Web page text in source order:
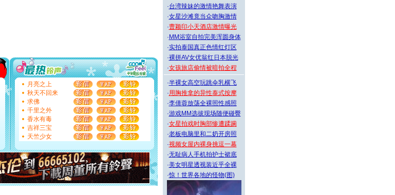
能正大光明地骚扰你,告诉你,圣诞要快乐!新年要快乐!天天
都要快乐噢!
[圣诞节]奉上一颗祝福的心,在这个特别的日子里,愿幸福,
如意,快乐,鲜花,一切美好的祝愿与你同在.圣诞快乐!
[元旦]
看到你我会触电；看不到你我要充电；没有你我会
断电。爱你是我职业，想你是我事业，抱你是我特长，吻
你是我专业！水晶之恋祝你新年快乐
[元旦]
如果上天让我许三个愿望，一是今生今世和你在一
起；二是再生再世和你在一起；三是三生三世和你不再分
离。水晶之恋祝你新年快乐
[元旦]当我狠下心扭头离去那一刻，你在我身后无助地哭
泣，这痛楚让我明白我多么爱你。我转身抱住你：这猪不
卖了。水晶之恋祝你新年快乐。
[春节]风柔雨润好月圆，半岛铁盒伴身边，每日尽显开心
颜！冬去春来似水如烟，劳碌人生需尽欢！听一曲轻歌，
月亮之上
秋天不回来
求佛
千里之外
香水有毒
吉祥三宝
天竺少女
·台湾辣妹的激情艳舞表演
·女星沙滩竟当众吻胸激情
·曹颖印小天酒店激情曝光
· MM浴室自拍完美浑圆身体
·实拍泰国真正色情红灯区
·裸拼AV女优翁红日本脱光
·女孩旅店偷情被暗拍全程
·半裸女高空玩跳伞乳横飞
·用胸推拿的异性泰式按摩
·李倩蓉放荡全裸照性感照
·游戏MM选拔现场随便碰臀
·女星拍戏时胸部惨遭蹂躏
·老板电脑里和二奶开房照
·视频女屋内裸身挑逗一幕
·无耻病人手机拍护士裙底
·美女明星透视装近乎全裸
·惊！世界各地的怪物(图)